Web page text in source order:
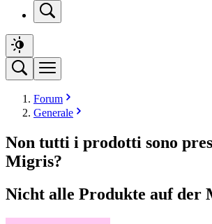
Forum
Generale
Non tutti i prodotti sono
Migris?
Nicht alle Produkte auf der